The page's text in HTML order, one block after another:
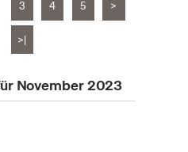
3 4 5 >
>|
November 2023